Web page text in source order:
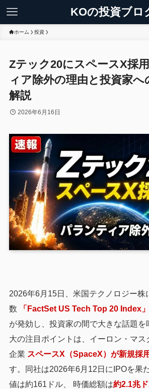
KOの投資ブロ
ホーム 投資
Zテック20にスペースX採
ィア除外の理由と投資家へ
解説
2026年6月16日
2026年6月15日、米国テクノロジー株
数
「FactSet US Tech Top 20 Index」
が発効し、投資家の間で大きな話題を
大の注目ポイントは、イーロン・マス
企業 スペースX（SpaceX）が新規採用
す。同社は2026年6月12日にIPOを果
値は約161ドル、 時価総額は約2.1兆